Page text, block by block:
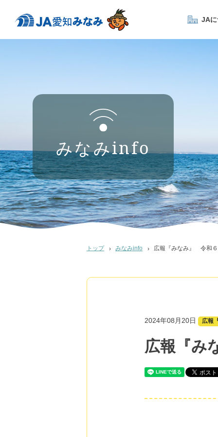
JA
みなみinfo
トップ みなみinfo 広報『みなみ』 令和
2024年08月20日 広報
広報『み